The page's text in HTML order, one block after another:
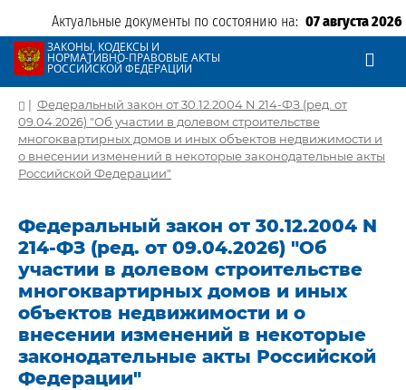
Актуальные документы по состоянию на: 07 августа 2026
ЗАКОНЫ, КОДЕКСЫ И
НОРМАТИВНО-ПРАВОВЫЕ АКТЫ
РОССИЙСКОЙ ФЕДЕРАЦИИ
| Федеральный закон от 30.12.2004 N 214-ФЗ (ред. от
09.04.2026) "Об участии в долевом строительстве
многоквартирных домов и иных объектов недвижимости и
о внесении изменений в некоторые законодательные акты
Российской Федерации"
Федеральный закон от 30.12.2004 N
214-ФЗ (ред. от 09.04.2026) "Об
участии в долевом строительстве
многоквартирных домов и иных
объектов недвижимости и о
внесении изменений в некоторые
законодательные акты Российской
Федерации"